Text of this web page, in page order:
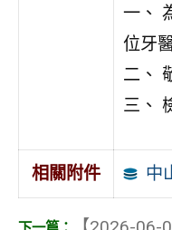
一、
位牙
二、
三、
相關附件 中